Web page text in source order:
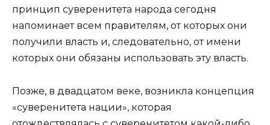
принцип суверенитета народа сегодня
напоминает всем правителям, от которых они
получили власть и, следовательно, от имени
которых они обязаны использовать эту власть.
Позже, в двадцатом веке, возникла концепция
«суверенитета нации», которая